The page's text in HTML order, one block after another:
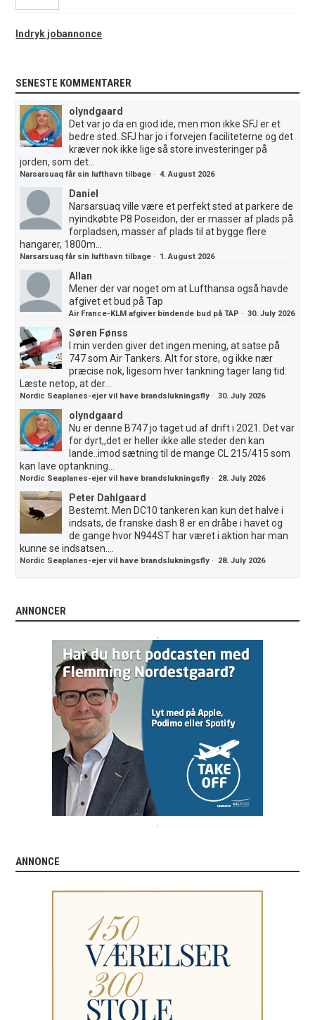
Indryk jobannonce
SENESTE KOMMENTARER
olyndgaard
Det var jo da en giod ide, men mon ikke SFJ er et
bedre sted..SFJ har jo i forvejen faciliteterne og det
kræver nok ikke lige så store investeringer på
jorden, som det...
Narsarsuaq får sin lufthavn tilbage ·4. August 2026
Daniel
Narsarsuaq ville være et perfekt sted at parkere de
nyindkøbte P8 Poseidon, der er masser af plads på
forpladsen, masser af plads til at bygge flere
hangarer, 1800m...
Narsarsuaq får sin lufthavn tilbage · 1. August 2026
Allan
Mener der var noget om at Lufthansa også havde
afgivet et bud på Tap
Air France-KLM afgiver bindende bud på TAP ·30. July 2026
Søren Fønss
I min verden giver det ingen mening, at satse på
747 som Air Tankers. Alt for store, og ikke nær
præcise nok, ligesom hver tankning tager lang tid.
Læste netop, at der...
Nordic Seaplanes-ejer vil have brandslukningsfly ·30. July 2026
olyndgaard
Nu er denne B747 jo taget ud af drift i 2021. Det var
for dyrt,,det er heller ikke alle steder den kan
lande..imod sætning til de mange CL 215/415 som
kan lave optankning...
Nordic Seaplanes-ejer vil have brandslukningsfly · 28. July 2026
Peter Dahlgaard
Bestemt. Men DC10 tankeren kan kun det halve i
indsats, de franske dash 8 er en dråbe i havet og
de gange hvor N944ST har været i aktion har man
kunne se indsatsen....
Nordic Seaplanes-ejer vil have brandslukningsfly · 28. July 2026
ANNONCER
ANNONCE